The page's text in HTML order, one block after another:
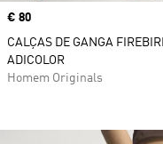
Price
€ 80
CALÇAS DE GANGA
ADICOLOR
Homem Originals